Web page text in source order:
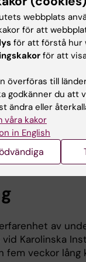
pågående
mest
betydelsen av
och prognos.
vi nationella
med min
att förebygga
av
Karolinska
fem veckor
webbplats
för att
för att förstå hur
för att
överföras till
godkänner du att
ändra eller
våra kakor
in English